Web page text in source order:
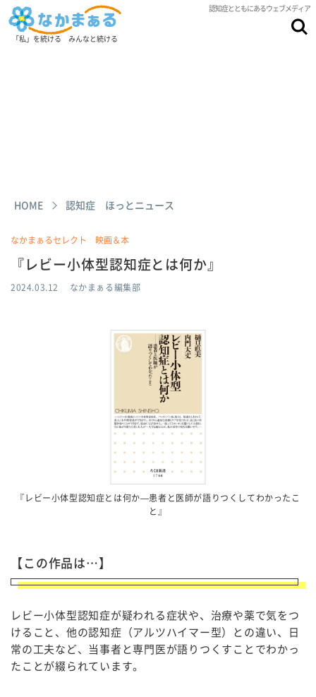
認知症とともにあるウェブメディア
「私」を続ける みんなと続ける
HOME 認知症 ほっとニュース
なかまぁるセレクト 映画＆本
『レビー小体型認知症とは何か』
2024.03.12 なかまぁる編集部
『レビー小体型認知症とは何か—患者と医師が語りつくしてわかったこ
と』
【この作品は…】
レビー小体型認知症が疑われる症状や、治療や薬で気をつ
けること、他の認知症（アルツハイマー型）との違い、日
常の工夫など、当事者と専門医が語りつくすことでわかっ
たことが綴られています。